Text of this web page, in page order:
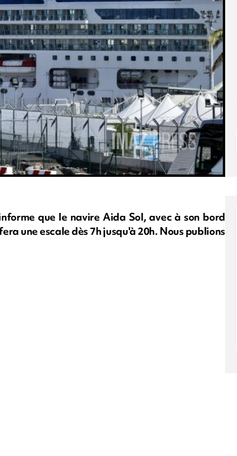
que le navire Aida Sol, avec à son bord
une escale dès 7h jusqu'à 20h. Nous publions